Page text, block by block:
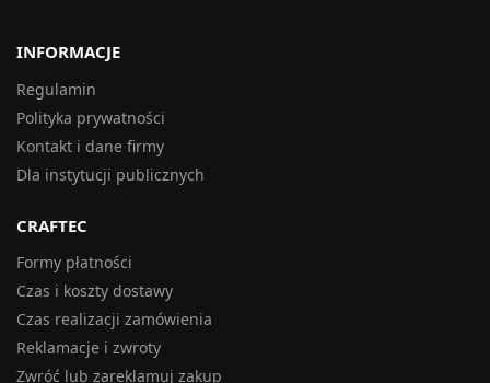
INFORMACJE
Regulamin
Polityka prywatności
Kontakt i dane firmy
Dla instytucji publicznych
CRAFTEC
Formy płatności
Czas i koszty dostawy
Czas realizacji zamówienia
Reklamacje i zwroty
Zwróć lub zareklamuj zakup